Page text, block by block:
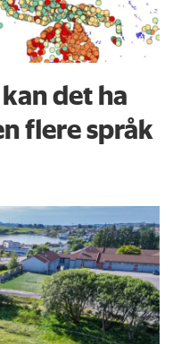
det ha
flere språk